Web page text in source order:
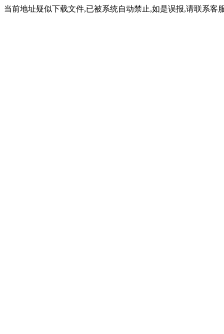
当前地址疑似下载文件,已被系统自动禁止,如是误报,请联系客